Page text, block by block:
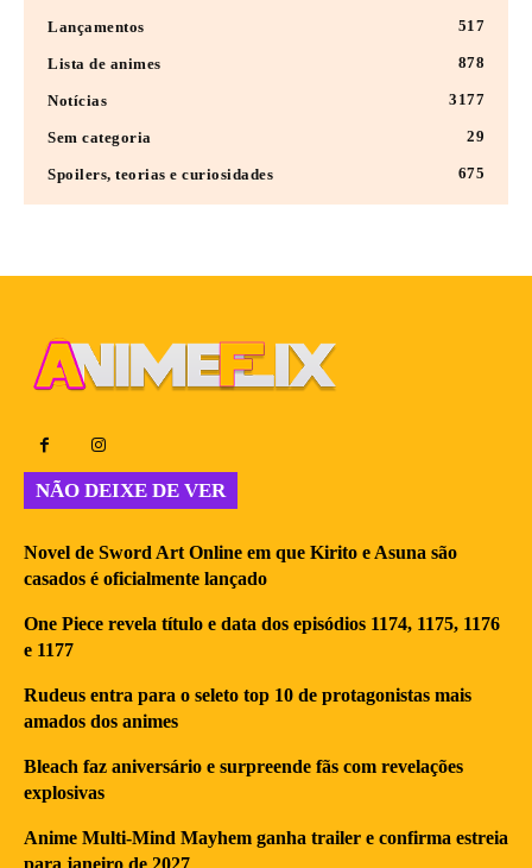
Lançamentos 517
Lista de animes 878
Notícias 3177
Sem categoria 29
Spoilers, teorias e curiosidades 675
NÃO DEIXE DE VER
Novel de Sword Art Online em que Kirito e Asuna são
casados é oficialmente lançado
One Piece revela título e data dos episódios 1174, 1175, 1176
e 1177
Rudeus entra para o seleto top 10 de protagonistas mais
amados dos animes
Bleach faz aniversário e surpreende fãs com revelações
explosivas
Anime Multi-Mind Mayhem ganha trailer e confirma estreia
para janeiro de 2027